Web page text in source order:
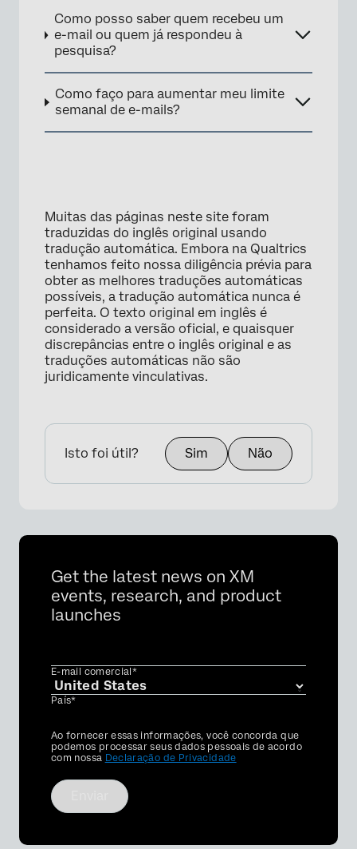
Como posso saber quem recebeu um
e-mail ou quem já respondeu à
pesquisa?
Como faço para aumentar meu limite
semanal de e-mails?
Muitas das páginas neste site foram
traduzidas do inglês original usando
tradução automática. Embora na Qualtrics
tenhamos feito nossa diligência prévia para
obter as melhores traduções automáticas
possíveis, a tradução automática nunca é
perfeita. O texto original em inglês é
considerado a versão oficial, e quaisquer
discrepâncias entre o inglês original e as
traduções automáticas não são
juridicamente vinculativas.
Isto foi útil? Sim Não
Get the latest news on XM
events, research, and product
launches
E-mail comercial*
País*
Privacy
Optin
Ao fornecer essas informações, você concorda que
podemos processar seus dados pessoais de acordo
com nossa Declaração de Privacidade